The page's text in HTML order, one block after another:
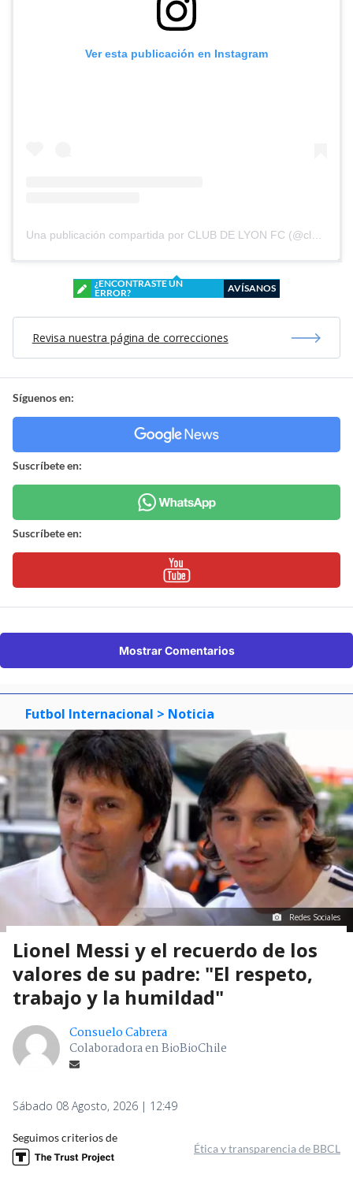
Ver esta publicación en Instagram
Una publicación compartida por CLUB DE LYON FC (@clubdelyonfc)
¿ENCONTRASTE UN
ERROR?
AVÍSANOS
Revisa nuestra página de correcciones
Síguenos en:
Suscríbete en:
Suscríbete en:
Mostrar Comentarios
Futbol Internacional > Noticia
Redes Sociales
Lionel Messi y el recuerdo de los
valores de su padre: "El respeto,
trabajo y la humildad"
Consuelo Cabrera
Colaboradora en BioBioChile
Sábado 08 Agosto, 2026 | 12:49
Seguimos criterios de
Ética y transparencia de BBCL